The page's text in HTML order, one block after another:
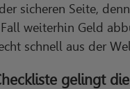
sicheren Seite,
weiterhin Geld
schnell aus der
gelingt